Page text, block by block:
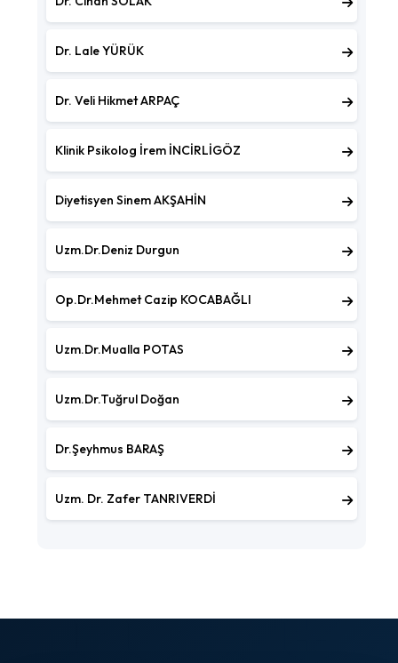
Dr. Lale YÜRÜK
Dr. Veli Hikmet ARPAÇ
Klinik Psikolog İrem İNCİRLİGÖZ
Diyetisyen Sinem AKŞAHİN
Uzm.Dr.Deniz Durgun
Op.Dr.Mehmet Cazip KOCABAĞLI
Uzm.Dr.Mualla POTAS
Uzm.Dr.Tuğrul Doğan
Dr.Şeyhmus BARAŞ
Uzm. Dr. Zafer TANRIVERDİ